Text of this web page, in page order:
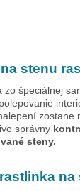
stenu
špeciálnej
nalepení
správny
steny.
rastlinka na